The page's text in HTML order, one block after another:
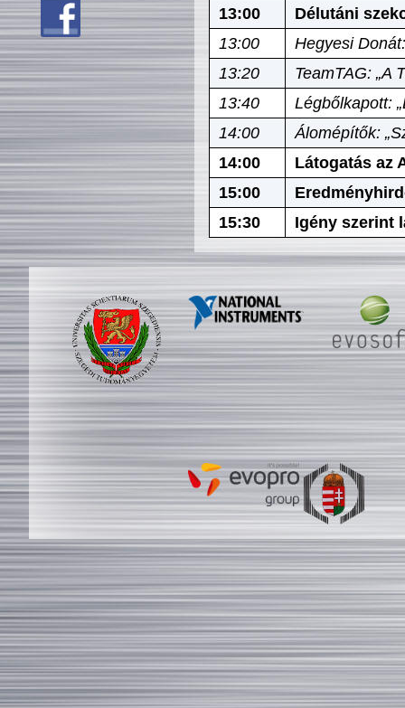
13:00
Délutáni
13:00
Hegyesi
13:20
TeamTAG: „A
13:40
Légbőlkapott:
14:00
Álomépítők:
14:00
Látogatás az
15:00
15:30
Igény szerint